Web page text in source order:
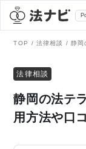
全て
弁護士を探す
TOP 法律相談
法律相談
静岡の法テ
用方法や口